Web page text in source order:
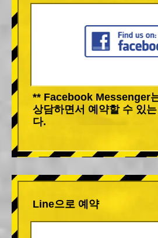
** Facebook Messenger
상담하면서 예약할 수 있
다.
Line으로 예약